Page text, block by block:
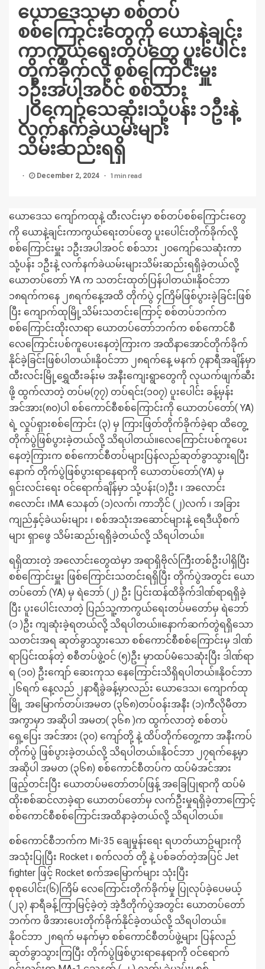
ယောဒေသမှာ စစ်တပ်
စစ်ကြောင်းတွေကို ယောနဲ့ချင်း
ကာကွယ်ရေးတပ်တွေ ပူးပေါင်း
တိုက်ခိုက်လို့ စစ်ကြောင်းမှူး
၁ဦးအပါအဝင် စစ်သား
၂၀ကျော်သေဆုံး၊သုံ့ပန်း ၁ဦးနဲ့
လက်နက်ခဲယမ်းများ
သိမ်းဆည်းရရှိ
December 2, 2024 1 min read
ယောဒေသ ကျော်ကထုနဲ့ ထီးလင်းမှာ စစ်တပ်စစ်ကြောင်းတွေ
ကို ယောနဲ့ချင်းကာကွယ်ရေးတပ်တွေ ပူးပေါင်းတိုက်ခိုက်လို့
စစ်ကြောင်းမှူး ၁ဦးအပါအဝင် စစ်သား ၂၀ကျော်သေဆုံးကာ
သုံ့ပန်း ၁ဦးနဲ့ လက်နက်ခဲယမ်းများသိမ်းဆည်းရရှိခဲ့တယ်လို့
ယောတပ်တော် YA က သတင်းထုတ်ပြန်ပါတယ်။နိုဝင်ဘာ
၁၈ရက်ကနေ ၂၈ရက်နေ့အထိ တိုက်ပွဲ ၄ကြိမ်ဖြစ်ပွားခဲ့ခြင်းဖြစ်
ပြီး ကျောက်ထုမြို့သိမ်းသတင်းကြောင့် စစ်တပ်ဘက်က
စစ်ကြောင်းထိုးလာရာ ယောတပ်တော်ဘက်က စစ်ကောင်စီ
လေကြောင်းပစ်ကူပေးနေတဲ့ကြားက အထိနာအောင်တိုက်ခိုက်
နိုင်ခဲ့ခြင်းဖြစ်ပါတယ်။နိုဝင်ဘာ ၂၈ရက်နေ့ မနက် ၇နာရီအချိန်မှာ
ထီးလင်းမြို့ရွှေထီးခန်းမ အနီးကျေးရွာတွေကို လုယက်ဖျက်ဆီး
ဖို့ ထွက်လာတဲ့ တပ်မ(၇၇) တပ်ရင်း(၁၀၇) ပူးပေါင်း ခန့်မှန်း
အင်အား(၈၀)ပါ စစ်ကောင်စီစစ်ကြောင်းကို ယောတပ်တော်( YA)
ရဲ့ လှုပ်ရှားစစ်ကြောင်း (၃) မှ ကြားဖြတ်တိုက်ခိုက်ခဲ့ရာ ထိတွေ့
တိုက်ပွဲဖြစ်ပွားခဲ့တယ်လို့ သိရပါတယ်။လေကြောင်းပစ်ကူပေး
နေတဲ့ကြားက စစ်ကောင်စီတပ်များပြန်လည်ဆုတ်ခွာသွားရပြီး
နောက် တိုက်ပွဲဖြစ်ပွားရာနေရာကို ယောတပ်တော်(YA) မှ
ရှင်းလင်းရေး ဝင်ရောက်ချိန်မှာ သုံ့ပန်း(၁)ဦး ၊ အလောင်း
၈လောင်း ၊MA သေနတ် (၁)လက်၊ ကာဘိုင် (၂)လက် ၊ အခြား
ကျည်နှင့်ခဲယမ်းများ ၊ စစ်အသုံးအဆောင်များနဲ့ ရေဒီယိုစက်
များ ရှာဖွေ သိမ်းဆည်းရရှိခဲ့တယ်လို့ သိရပါတယ်။
ရရှိထားတဲ့ အလောင်းတွေထဲမှာ အရာရှိဗိုလ်ကြီးတစ်ဦးပါရှိပြီး
စစ်ကြောင်းမှူး ဖြစ်ကြောင်းသတင်းရရှိပြီး တိုက်ပွဲအတွင်း ယော
တပ်တော် (YA) မှ ရဲဘော် (၂) ဦး ပြင်းထန်ထိခိုက်ဒါဏ်ရာရရှိခဲ့
ပြီး ပူးပေါင်းလာတဲ့ ပြည်သူ့ကာကွယ်ရေးတပ်မတော်မှ ရဲဘော်
(၁ )ဦး ကျဆုံးခဲ့ရတယ်လို့ သိရပါတယ်။နောက်ဆက်တွဲရရှိသော
သတင်းအရ ဆုတ်ခွာသွားသော စစ်ကောင်စီစစ်ကြောင်းမှ ဒါဏ်
ရာပြင်းထန်တဲ့ စစီတပ်ဖွဲ့ဝင် (၅)ဦး မှာထပ်မံသေဆုံးပြီး ဒါဏ်ရာ
ရ (၁၀) ဦးကျော် ဆေးကုသ နေကြောင်းသိရှိရပါတယ်။နိုဝင်ဘာ
၂၆ရက် နေ့လည် ၂နာရီခွဲခန့်မှာလည်း ယောဒေသ၊ ကျောက်ထု
မြို့ အမြောက်တပ်၊အမတ (၃၆၈)တပ်ဝန်းအနီး (၁)ကီလိုမီတာ
အကွာမှာ အဆိုပါ အမတ( ၃၆၈ )က ထွက်လာတဲ့ စစ်တပ်
ရှေ့ပြေး အင်အား (၃၀) ကျော်တို့ နဲ့ ထိပ်တိုက်တွေ့ကာ အနီးကပ်
တိုက်ပွဲ ဖြစ်ပွားခဲ့တယ်လို့ သိရပါတယ်။နိုဝင်ဘာ ၂၇ရက်နေ့မှာ
အဆိုပါ အမတ (၃၆၈) စစ်ကောင်စီတပ်က ထပ်မံအင်အား
ဖြည့်တင်းပြီး ယောတပ်မတော်တပ်ဖြန့် အခြေပြုရာကို ထပ်မံ
ထိုးစစ်ဆင်လာခဲ့ရာ ယောတပ်တော်မှ လက်ဦးမှုရရှိခဲ့တာကြောင့်
စစ်ကောင်စီစစ်ကြောင်းအထိနာခဲ့တယ်လို့ သိရပါတယ်။
စစ်ကောင်စီဘက်က Mi-35 ချေမှုန်းရေး ရဟတ်ယာဥ်များကို
အသုံးပြုပြီး Rocket ၊ စက်လတ် တို့ နဲ့ ပစ်ခတ်တဲ့အပြင် Jet
fighter ဖြင့် Rocket စက်အမြောက်များ သုံးပြီး
စုစုပေါင်း(၆)ကြိမ် လေကြောင်းတိုက်ခိုက်မှု ပြုလုပ်ခဲ့ပေမယ့်
(၂၃) နာရီခန့်ကြာမြင့်ခဲ့တဲ့ အဲ့ဒီတိုက်ပွဲအတွင်း ယောတပ်တော်
ဘက်က ဖိအားပေးတိုက်ခိုက်နိုင်ခဲ့တယ်လို့ သိရပါတယ်။
နိုဝင်ဘာ ၂၈ရက် မနက်မှာ စစ်ကောင်စီတပ်ဖွဲ့များ ပြန်လည်
ဆုတ်ခွာသွားကြပြီး တိုက်ပွဲဖြစ်ပွားရာနေရာကို ဝင်ရောက်